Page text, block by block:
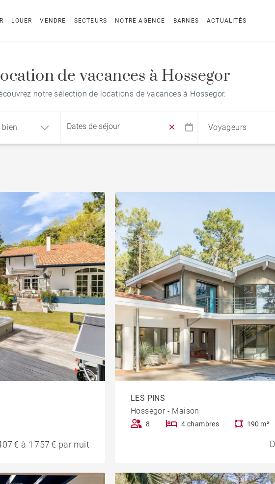
LOUER VENDRE SECTEURS NOTRE AGENCE BARNES ACTUALITÉS
de vacances à Hossegor
notre sélection de locations de vacances à Hossegor.
bien
Maison
Voyageurs
€ à 1 757 € par nuit
LES PINS
Hossegor - Maison
8 4 chambres 190 m²